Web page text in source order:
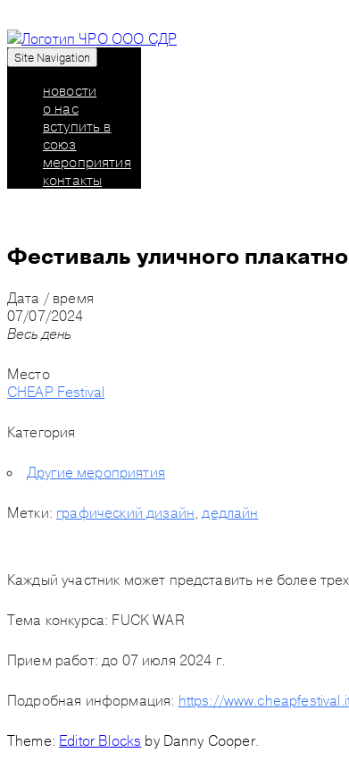
Союз дизайнеров России: челябинское
Site Navigation
новости
о нас
вступить в
союз
мероприятия
контакты
Фестиваль уличного
Дата / время
07/07/2024
Весь день
Место
CHEAP Festival
Категория
Другие мероприятия
Метки: графический дизайн дедлайн
Каждый участник может представить не более
Тема конкурса: FUCK WAR
Прием работ: до 07 июля 2024 г.
Подробная информация: https://
Theme: Editor Blocks by Danny Cooper.